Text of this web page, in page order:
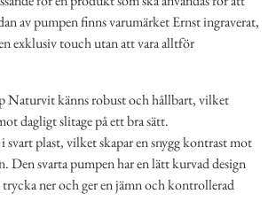
av pumpen finns varumärket Ernst ingraverat,
exklusiv touch utan att vara alltför
Naturvit känns robust och hållbart, vilket
dagligt slitage på ett bra sätt.
svart plast, vilket skapar en snygg kontrast mot
Den svarta pumpen har en lätt kurvad design
ner och ger en jämn och kontrollerad